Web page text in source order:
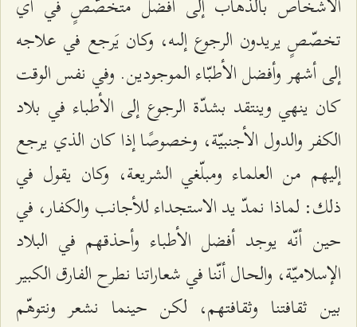
تخصّصٍ يريدون الرجوع إلىه، وكان يَرجع في علاجه
إلى أشهر وأفضل الأطبّاء الموجودين. وفي نفس الوقت
كان ينهي وينتقد بشدّة الرجوع إلى الأطباء في بلاد
الكفر والدول الأجنبيّة، وخصوصًا إذا كان الذي يرجع
إليهم من العلماء ومبلّغي الشريعة، وكان يقول في
ذلك: لماذا نمدّ يد الاستجداء للأجانب والكفار، في
حين أنّه يوجد أفضل الأطباء وأحذقهم في البلاد
الإسلاميّة، والحال أنّنا في شعاراتنا نطرح الفارق الكبير
بين ثقافتنا وثقافتهم، لكن حينما نشعر ونتوهّم